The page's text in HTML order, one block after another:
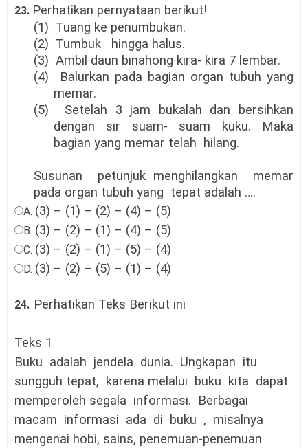
23. Perhatikan pernyataan berikut!
(1) Tuang ke penumbukan.
(2) Tumbuk hingga halus.
(3) Ambil daun binahong kira- kira 7 lembar.
(4) Balurkan pada bagian organ tubuh yang
memar.
(5) Setelah 3 jam bukalah dan bersihkan
dengan sir suam- suam kuku. Maka
bagian yang memar telah hilang.
Susunan petunjuk menghilangkan memar
pada organ tubuh yang tepat adalah ….
A. (3) – (1) – (2) – (4) – (5)
B. (3) – (2) – (1) – (4) – (5)
C. (3) – (2) – (1) – (5) – (4)
D. (3) – (2) – (5) – (1) – (4)
24. Perhatikan Teks Berikut ini
Teks 1
Buku adalah jendela dunia. Ungkapan itu
sungguh tepat, karena melalui buku kita dapat
memperoleh segala informasi. Berbagai
macam informasi ada di buku , misalnya
mengenai hobi, sains, penemuan-penemuan